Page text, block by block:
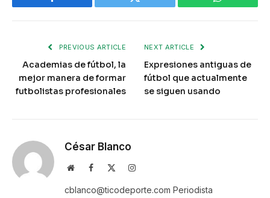
Facebook Twitter WhatsApp
PREVIOUS ARTICLE
Academias de fútbol, la
mejor manera de formar
futbolistas profesionales
NEXT ARTICLE
Expresiones antiguas de
fútbol que actualmente
se siguen usando
César Blanco
WebsiteFacebook Instagram
cblanco@ticodeporte.com Periodista